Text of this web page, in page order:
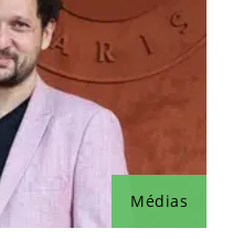
Médias